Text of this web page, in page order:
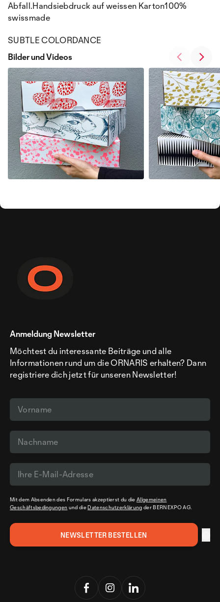
Abfall.Handsiebdruck auf weissen Karton100%
swissmade
SUBTLE COLORDANCE
Bilder und Videos
Anmeldung Newsletter
Möchtest du interessante Beiträge und alle
Informationen rund um die ORNARIS erhalten? Dann
registriere dich jetzt für unseren Newsletter!
Mit dem Absenden des Formulars akzeptierst du dieAllgemeinen
Geschäftsbedingungen und die Datenschutzerklärung der BERNEXPO AG.